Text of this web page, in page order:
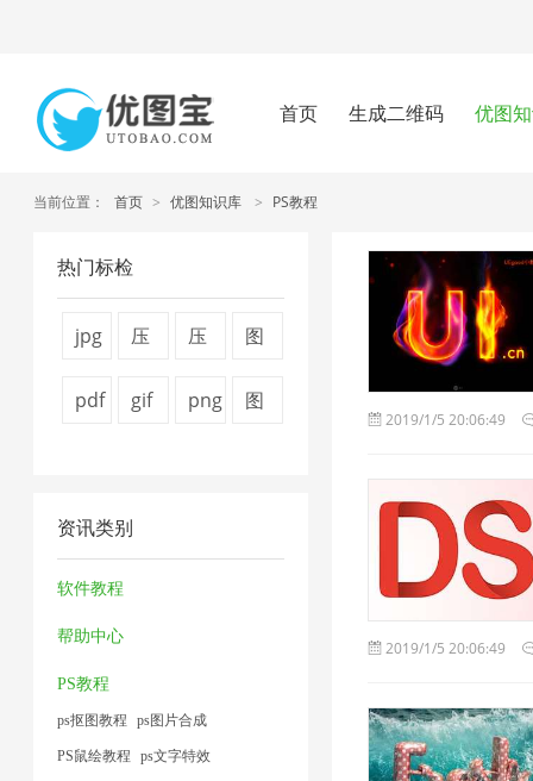
首页 生成二维码 优图
当前位置： 首页 > 优图知识库 > PS教程
热门标检
jpg
缩
1
压
4
压
小
图
2
pdf
压
缩
1
gif
压
png
图
资讯类别
软件教程
帮助中心
PS教程
ps抠图教程 ps图片合成
PS鼠绘教程 ps文字特效
2019/1/5 20:06:49
2019/1/5 20:06:49